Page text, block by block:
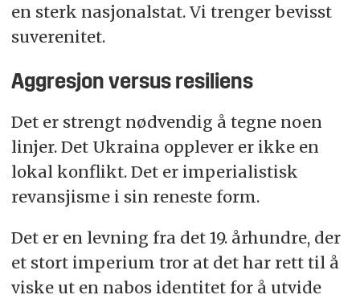
en sterk nasjonalstat. Vi trenger bevisst
suverenitet.
Aggresjon versus resiliens
Det er strengt nødvendig å tegne noen
linjer. Det Ukraina opplever er ikke en
lokal konflikt. Det er imperialistisk
revansjisme i sin reneste form.
Det er en levning fra det 19. århundre, der
et stort imperium tror at det har rett til å
viske ut en nabos identitet for å utvide